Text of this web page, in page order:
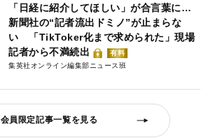
「日経に紹介してほしい」が合言葉に…
新聞社の“記者流出ドミノ”が止まらな
い 「TikToker化まで求められた」現場
記者から不満続出
有料
集英社オンライン編集部ニュース班
会員限定記事一覧を見る